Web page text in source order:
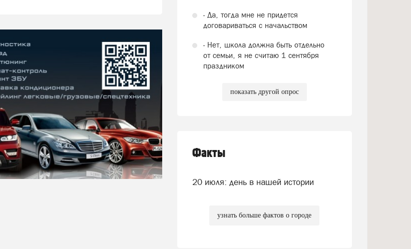
- Да, тогда мне не придется
договариваться с начальством
- Нет, школа должна быть отдельно
от семьи, я не считаю 1 сентября
праздником
показать другой опрос
Факты
20 июля: день в нашей истории
узнать больше фактов о городе